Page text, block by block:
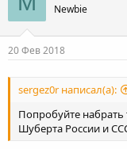
Newbie
20 Фев 2018
sergez0r написал(а):
Попробуйте набрать
Шуберта России и